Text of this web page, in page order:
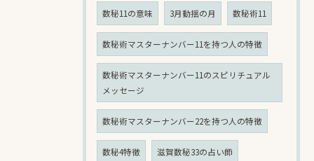
数秘11の意味 3月動揺の月 数秘術11
数秘術マスターナンバー11を持つ人の特徴
数秘術マスターナンバー11のスピリチュアル
メッセージ
数秘術マスターナンバー22を持つ人の特徴
数秘4特徴 滋賀数秘33の占い師